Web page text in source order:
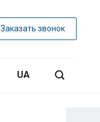
Заказать звонок
UA